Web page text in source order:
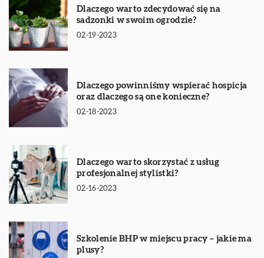
Dlaczego warto zdecydować się na
sadzonki w swoim ogrodzie?
02-19-2023
Dlaczego powinniśmy wspierać hospicja
oraz dlaczego są one konieczne?
02-18-2023
Dlaczego warto skorzystać z usług
profesjonalnej stylistki?
02-16-2023
Szkolenie BHP w miejscu pracy – jakie ma
plusy?